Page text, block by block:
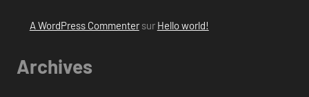
A WordPress Commentersur Hello world!
Archives